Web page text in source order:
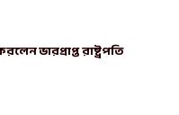
ভারপ্রাপ্ত রাষ্ট্রপতি